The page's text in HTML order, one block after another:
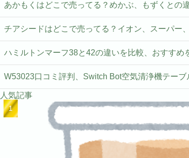
あかもくはどこで売ってる？めかぶ、もずくとの
チアシードはどこで売ってる？イオン、スーパー
ハミルトンマーフ38と42の違いを比較、おすすめ
W53023口コミ評判、Switch Bot空気清浄機テーブ
人気記事